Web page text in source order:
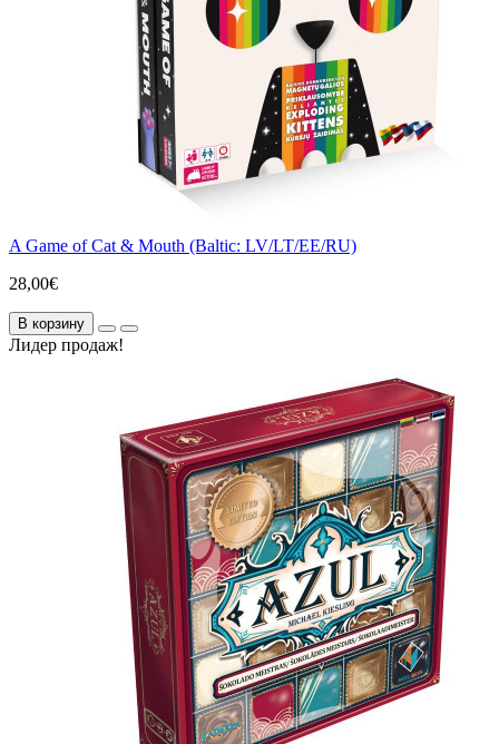
A Game of Cat & Mouth (Baltic: LV/LT/EE/RU)
28,00€
В корзину
Лидер продаж!